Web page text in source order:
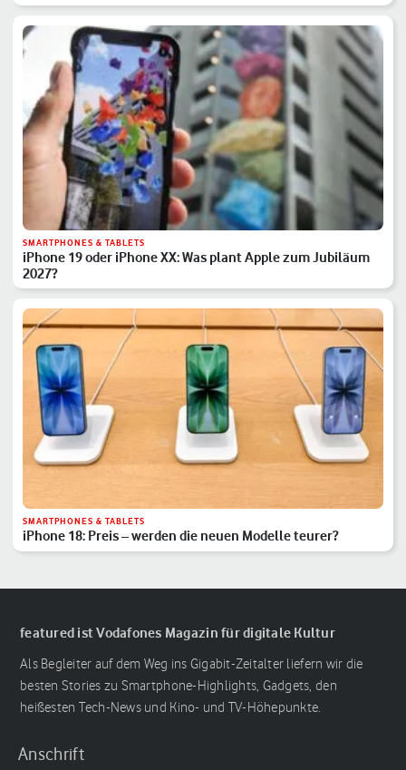
SMARTPHONES & TABLETS
iPhone 19 oder iPhone XX: Was plant Apple zum Jubiläum
2027?
SMARTPHONES & TABLETS
iPhone 18: Preis – werden die neuen Modelle teurer?
featured ist Vodafones Magazin für digitale Kultur
Als Begleiter auf dem Weg ins Gigabit-Zeitalter liefern wir die
besten Stories zu Smartphone-Highlights, Gadgets, den
heißesten Tech-News und Kino- und TV-Höhepunkte.
Anschrift